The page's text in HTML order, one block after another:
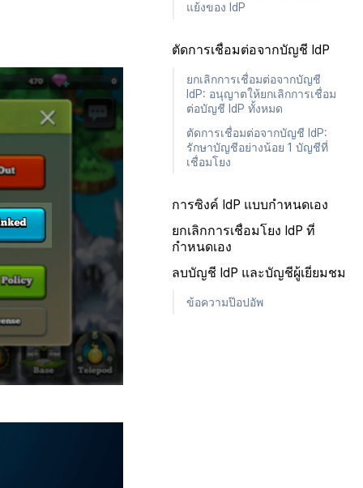
แย้งของ IdP
ตัดการเชื่อมต่อจากบัญชี IdP
ยกเลิกการเชื่อมต่อจากบัญชี
IdP: อนุญาตให้ยกเลิกการเชื่อม
ต่อบัญชี IdP ทั้งหมด
ตัดการเชื่อมต่อจากบัญชี IdP:
รักษาบัญชีอย่างน้อย 1 บัญชีที่
เชื่อมโยง
การซิงค์ IdP แบบกำหนดเอง
ยกเลิกการเชื่อมโยง IdP ที่
กำหนดเอง
ลบบัญชี IdP และบัญชีผู้เยี่ยมชม
ข้อความป๊อปอัพ